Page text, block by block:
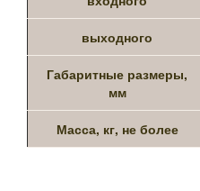
выходного
Габаритные размеры,
мм
Масса, кг, не более